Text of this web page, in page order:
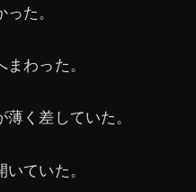
た。
わった。
く差していた。
ていた。